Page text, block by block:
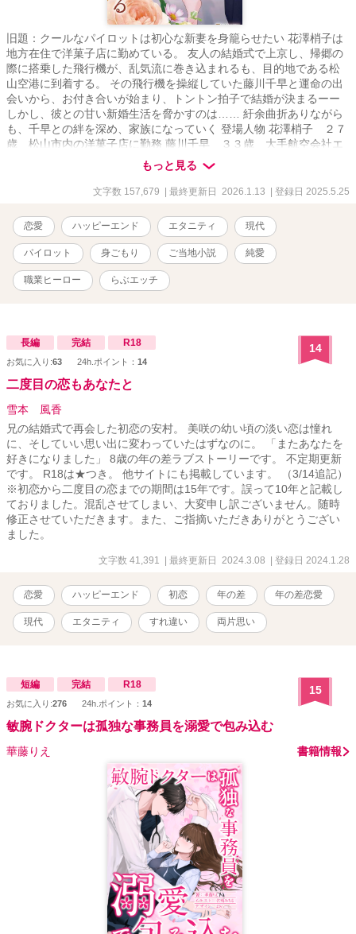
旧題：クールなパイロットは初心な新妻を身籠らせたい 花澤梢子は
地方在住で洋菓子店に勤めている。 友人の結婚式で上京し、帰郷の
際に搭乗した飛行機が、乱気流に巻き込まれるも、目的地である松
山空港に到着する。 その飛行機を操縦していた藤川千早と運命の出
会いから、お付き合いが始まり、トントン拍子で結婚が決まるーー
しかし、彼との甘い新婚生活を脅かすのは…… 紆余曲折ありながら
も、千早との絆を深め、家族になっていく 登場人物 花澤梢子 ２７
歳 松山市内の洋菓子店に勤務 藤川千早 ３３歳 大手航空会社エ
アラインジャパン（通称ＡＬＪ）の操縦士 ご当地ものの物語です。
実在する地名などが出てきますが、物語はフィクションです。 架空
の航空会社につき、物語上で就航している便も実際には就航してお
毎日６時、１２時、２０時更新予定です。 ＊2025/06/04 ベリーズカ
フェさんのサイトでも連載を開始しました。 作品の無断転載はご遠
慮ください。
もっと見る
文字数 157,679 | 最終更新日 2026.1.13 | 登録日 2025.5.25
恋愛 ハッピーエンド エタニティ 現代
パイロット 身ごもり ご当地小説 純愛
職業ヒーロー らぶエッチ
長編 完結 R18
お気に入り:63 24h.ポイント： 14
14
二度目の恋もあなたと
雪本 風香
兄の結婚式で再会した初恋の安村。 美咲の幼い頃の淡い恋は憧れ
に、そしていい思い出に変わっていたはずなのに。 「またあなたを
好きになりました」 8歳の年の差ラブストーリーです。 不定期更新
です。 R18は★つき。 他サイトにも掲載しています。 （3/14追記）
※初恋から二度目の恋までの期間は15年です。誤って10年と記載し
ておりました。混乱させてしまい、大変申し訳ございません。随時
修正させていただきます。また、ご指摘いただきありがとうござい
ました。
文字数 41,391 | 最終更新日 2024.3.08 | 登録日 2024.1.28
恋愛 ハッピーエンド 初恋 年の差 年の差恋愛
現代 エタニティ すれ違い 両片思い
短編 完結 R18
お気に入り:276 24h.ポイント： 14
15
敏腕ドクターは孤独な事務員を溺愛で包み込む
華藤りえ 書籍情報